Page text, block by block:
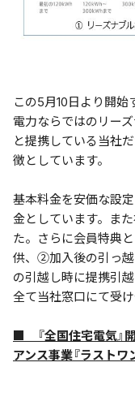
この5月10日より開始
電力ならではのリー
と提携している当社
徴としています。
基本料金を安価な設
金としています。ま
た。さらに会員特典
供、②加入後の引っ
の引越し時に提携引
全て当社窓口にて受け
■ 『全国住宅電気』
アンス事業『ラストワ